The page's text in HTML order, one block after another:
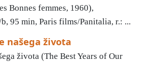
Bonnes femmes, 1960),
95 min, Paris films/Panitalia, r.: ...
našega života
života (The Best Years of Our